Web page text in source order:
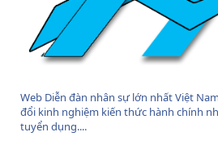
Web Diễn đàn nhân sự lớn nhất Việt
đổi kinh nghiệm kiến thức hành chính
tuyển dụng....